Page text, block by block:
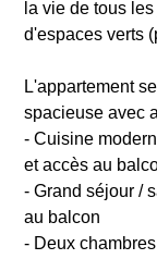
la vie de tous
d'espaces verts
L'appartement
spacieuse avec
- Cuisine
et accès au
- Grand séjour /
au balcon
- Deux